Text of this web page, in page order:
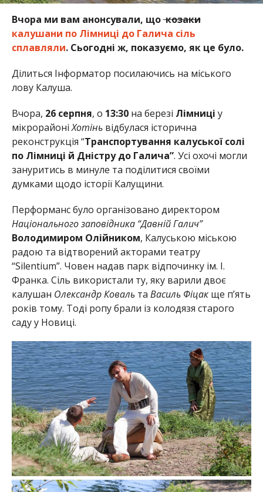
Вчора ми вам анонсували, щокозаки
калушани по Лімниці до Галича сіль
сплавляли. Сьогодні ж, показуємо, як це було.
Ділиться Інформатор посилаючись на міського
лову Калуша.
Вчора, 26 серпня, о 13:30на березі Лімниці у
мікрорайоніХотіньвідбулася історична
реконструкція “Транспортування калуської солі
по Лімниці й Дністру до Галича”. Усі охочі могли
зануритись в минуле та поділитися своїми
думками щодо історії Калущини.
Перформанс було організовано директором
Національного заповідника “Давній Галич”
Володимиром Олійником, Калуською міською
радою та відтворений акторами театру
“Silentium”. Човен надав парк відпочинку ім. І.
Франка. Сіль використали ту, яку варили двоє
калушан Олександр Ковальта Василь Фіцакще п’ять
років тому. Тоді ропу брали із колодязя старого
саду у Новиці.